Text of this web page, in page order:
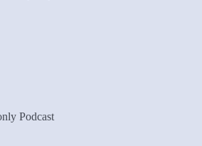
Podcast